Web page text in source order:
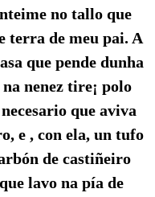
no tallo que
terra de meu pai. A
que pende dunha
nenez tire¡ polo
que aviva
e , con ela, un tufo
de castiñeiro
lavo na pía de